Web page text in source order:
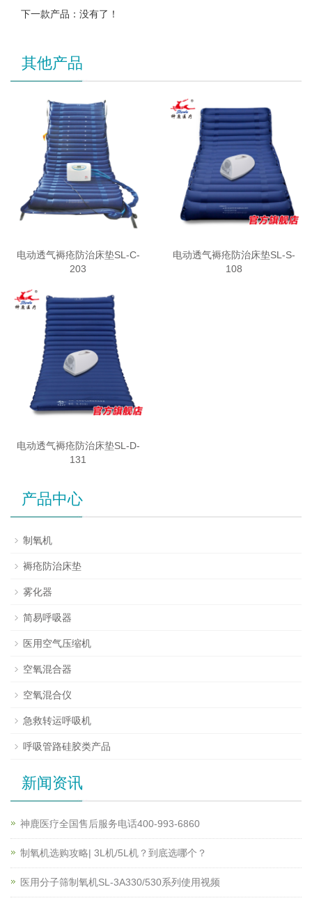
下一款产品：没有了！
其他产品
电动透气褥疮防治床垫SL-C-
203
电动透气褥疮防治床垫SL-S-
108
电动透气褥疮防治床垫SL-D-
131
产品中心
制氧机
褥疮防治床垫
雾化器
简易呼吸器
医用空气压缩机
空氧混合器
空氧混合仪
急救转运呼吸机
呼吸管路硅胶类产品
新闻资讯
神鹿医疗全国售后服务电话400-993-6860
制氧机选购攻略| 3L机/5L机？到底选哪个？
医用分子筛制氧机SL-3A330/530系列使用视频